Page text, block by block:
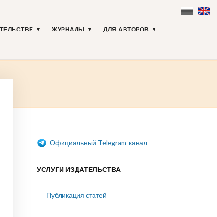
ЖУРНАЛЫ ДЛЯ АВТОРОВ
Официальный Telegram-канал
УСЛУГИ ИЗДАТЕЛЬСТВА
Публикация статей